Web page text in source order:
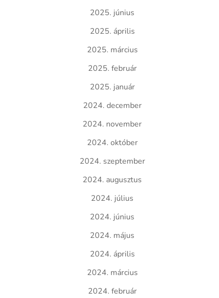
2025. június
2025. április
2025. március
2025. február
2025. január
2024. december
2024. november
2024. október
2024. szeptember
2024. augusztus
2024. július
2024. június
2024. május
2024. április
2024. március
2024. február